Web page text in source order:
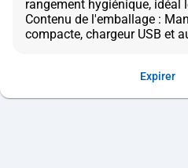
rangement hygiénique, idéal
Contenu de l'emballage :
Expirer